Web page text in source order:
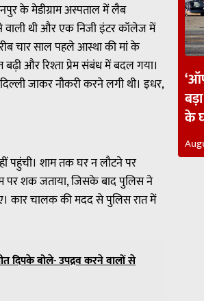
के मेडीग्राम अस्पताल में लैब
वाली थी और एक निजी इंटर कॉलेज में
चार साल पहले आस्था की मां के
बढ़ी और रिश्ता प्रेम संबंध में बदल गया।
जाकर नौकरी करने लगी थी। इधर,
पहुंची। शाम तक घर न लौटने पर
पर शक जताया, जिसके बाद पुलिस ने
कार चालक की मदद से पुलिस रात में
दिपके बोले- उपद्रव करने वालों से
के